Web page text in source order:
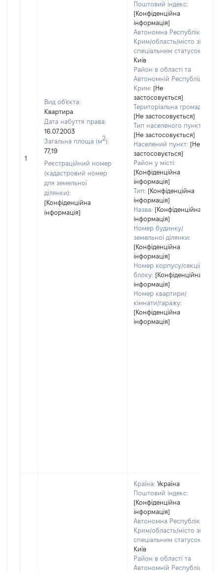
1
Вид об'єкта:
Квартира
Дата набуття права:
16.07.2003
Загальна площа (м2):
77,19
Реєстраційний номер
(кадастровий номер
для земельної
ділянки):
[Конфіденційна
інформація]
Поштовий індекс:
[Конфіденційна
інформація]
Автономна Республіка
Крим/область/місто зі
спеціальним статусом:
Київ
Район в області та
Автономній Республіці
Крим: [Не
застосовується]
Територіальна громада:
[Не застосовується]
Тип населеного пункту:
[Не застосовується]
Населений пункт: [Не
застосовується]
Район у місті:
[Конфіденційна
інформація]
Тип: [Конфіденційна
інформація]
Назва: [Конфіденційна
інформація]
Номер будинку/
земельної ділянки:
[Конфіденційна
інформація]
Номер корпусу/секції/
блоку: [Конфіденційна
інформація]
Номер квартири/
кімнати/гаражу:
[Конфіденційна
інформація]
Країна: Україна
Поштовий індекс:
[Конфіденційна
інформація]
Автономна Республіка
Крим/область/місто зі
спеціальним статусом:
Київ
Район в області та
Автономній Республіці